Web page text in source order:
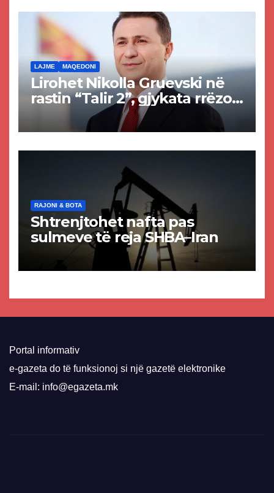
LAJME MAQEDONI
Lirohet Nikolla Gruevski në
rastin “Talir 2”, gjykata rrëzon
akuzat për ndërtimin e
paligjshëm të selisë së
RAJONI & BOTA
Shtrenjtohet nafta pas
sulmeve të reja SHBA–Iran
Portal informativ
e-gazeta do të funksionoj si një gazetë elektronike
E-mail: info@egazeta.mk